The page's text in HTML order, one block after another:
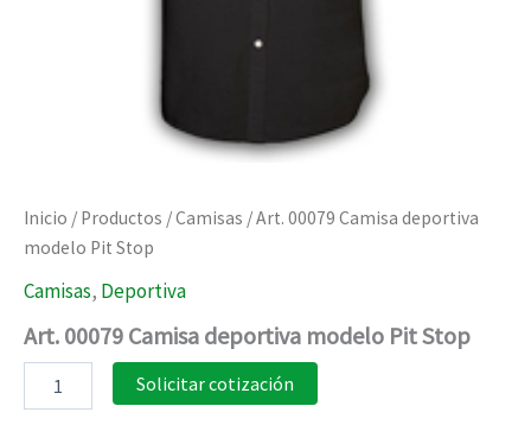
Inicio / Productos /Camisas / Art. 00079 Camisa deportiva
modelo Pit Stop
Camisas, Deportiva
Art. 00079 Camisa deportiva modelo Pit Stop
00079
Solicitar cotización